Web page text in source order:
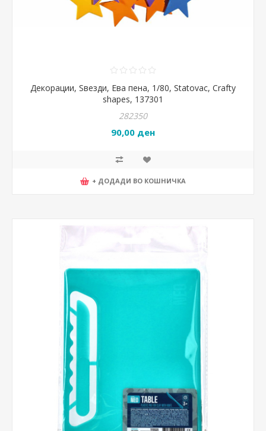
Декорации, Ѕвезди, Ева пена, 1/80, Statovac, Crafty
shapes, 137301
282350
90,00 ден
+ ДОДАДИ ВО КОШНИЧКА